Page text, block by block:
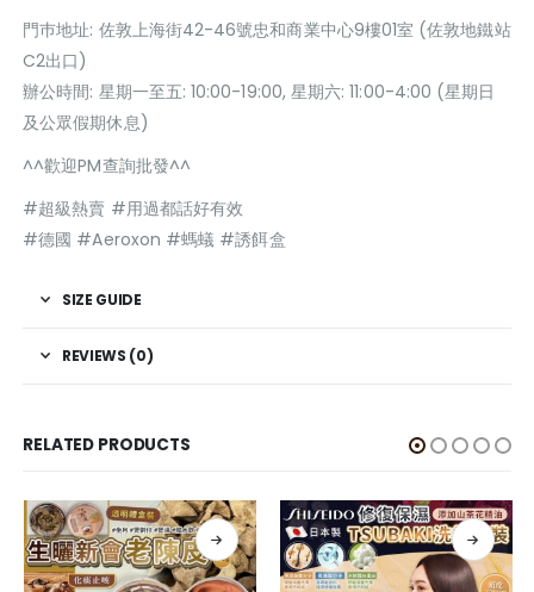
門巿地址: 佐敦上海街42-46號忠和商業中心9樓01室 (佐敦地鐵站
C2出口)
辦公時間: 星期一至五: 10:00-19:00, 星期六: 11:00-4:00 (星期日
及公眾假期休息)
^^歡迎PM查詢批發^^
#超級熱賣 #用過都話好有效
#德國 #Aeroxon #螞蟻 #誘餌盒
SIZE GUIDE
REVIEWS (0)
RELATED PRODUCTS